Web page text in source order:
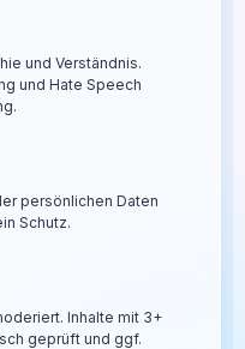
und Verständnis.
und Hate Speech
persönlichen Daten
Schutz.
Inhalte mit 3+
geprüft und ggf.